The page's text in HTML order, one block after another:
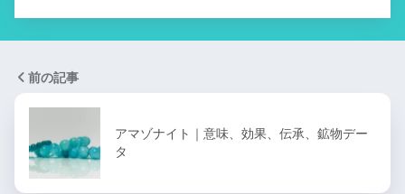
前の記事
アマゾナイト｜意味、効果、伝承、鉱物デー
タ